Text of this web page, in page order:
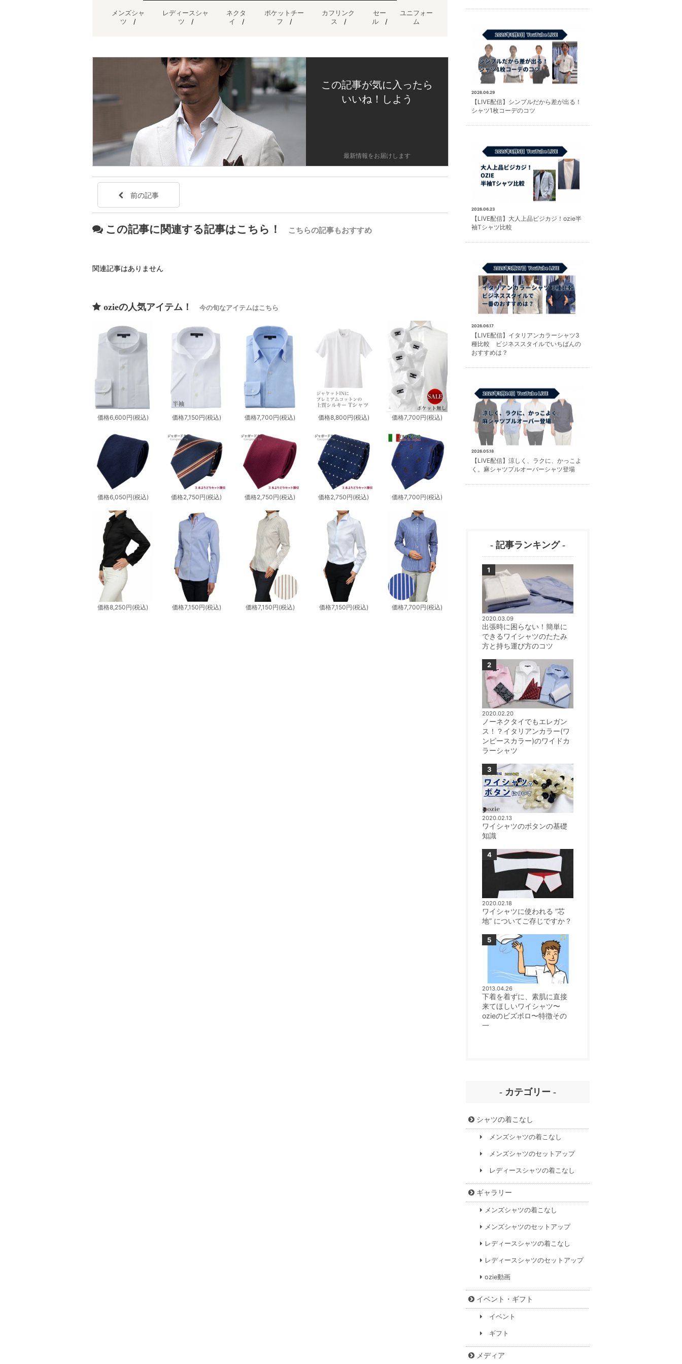
メンズシャ
ツ /
レディースシャ
ツ /
ネクタ
イ
/
ポケットチー
フ /
カフリンク
ス /
セー
ル/
ユニフォー
ム
この記事が気に入ったら
いいね！しよう
最新情報をお届けします
前の記事
この記事に関連する記事はこちら！ こちらの記事もおすすめ
関連記事はありません
ozieの人気アイテム！ 今の旬なアイテムはこちら
価格6,600円(税込) 価格7,150円(税込) 価格7,700円(税込) 価格8,800円(税込) 価格7,700円(税込)
価格6,050円(税込) 価格2,750円(税込) 価格2,750円(税込) 価格2,750円(税込) 価格7,700円(税込)
価格8,250円(税込) 価格7,150円(税込) 価格7,150円(税込) 価格7,150円(税込) 価格7,700円(税込)
2026.06.29
【LIVE配信】シンプルだから差が出る！
シャツ1枚コーデのコツ
2026.06.23
【LIVE配信】大人上品ビジカジ！ozie半
袖Tシャツ比較
2026.06.17
【LIVE配信】イタリアンカラーシャツ3
種比較 ビジネススタイルでいちばんの
おすすめは？
2026.05.18
【LIVE配信】涼しく、ラクに、かっこよ
く。麻シャツプルオーバーシャツ登場
- 記事ランキング -
2020.03.09
出張時に困らない！簡単に
できるワイシャツのたたみ
方と持ち運び方のコツ
2020.02.20
ノーネクタイでもエレガン
ス！？イタリアンカラー(ワ
ンピースカラー)のワイドカ
ラーシャツ
2020.02.13
ワイシャツのボタンの基礎
知識
2020.02.18
ワイシャツに使われる ”芯
地” についてご存じですか？
2013.04.26
下着を着ずに、素肌に直接
来てほしいワイシャツ〜
ozieのビズポロ〜特徴その
一
- カテゴリー -
シャツの着こなし
メンズシャツの着こなし
メンズシャツのセットアップ
レディースシャツの着こなし
ギャラリー
メンズシャツの着こなし
メンズシャツのセットアップ
レディースシャツの着こなし
レディースシャツのセットアップ
ozie動画
イベント・ギフト
イベント
ギフト
メディア